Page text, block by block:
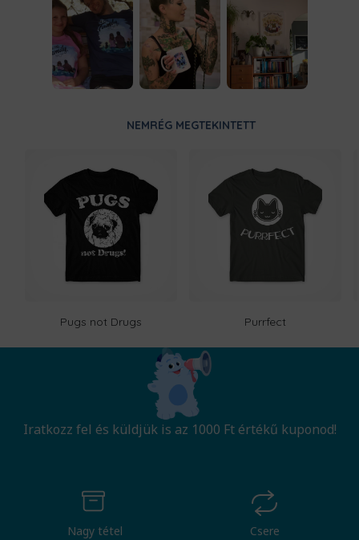
NEMRÉG MEGTEKINTETT
Pugs not Drugs Purrfect
Iratkozz fel és küldjük is az 1000 Ft értékű kuponod!
Nagy tétel Csere